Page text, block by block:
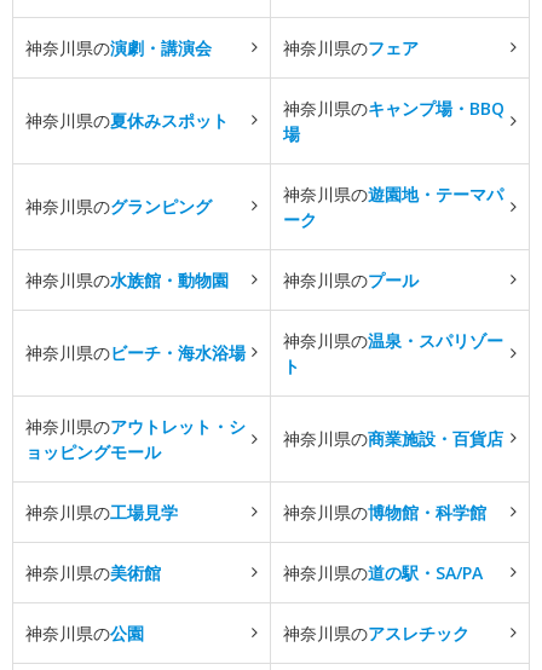
神奈川県の演劇・講演会 神奈川県のフェア
神奈川県の夏休みスポット
神奈川県のキャンプ場・BBQ
場
神奈川県のグランピング
神奈川県の遊園地・テーマパ
ーク
神奈川県の水族館・動物園 神奈川県のプール
神奈川県のビーチ・海水浴場
神奈川県の温泉・スパリゾー
ト
神奈川県のアウトレット・シ
ョッピングモール
神奈川県の商業施設・百貨店
神奈川県の工場見学 神奈川県の博物館・科学館
神奈川県の美術館 神奈川県の道の駅・SA/PA
神奈川県の公園 神奈川県のアスレチック